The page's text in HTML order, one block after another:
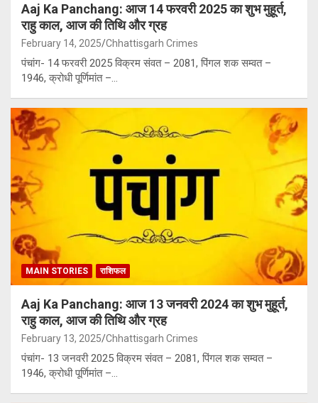
Aaj Ka Panchang: आज 14 फरवरी 2025 का शुभ मुहूर्त,
राहु काल, आज की तिथि और ग्रह
February 14, 2025 Chhattisgarh Crimes
पंचांग- 14 फरवरी 2025 विक्रम संवत – 2081, पिंगल शक सम्वत –
1946, क्रोधी पूर्णिमांत –…
MAIN STORIES राशिफल
Aaj Ka Panchang: आज 13 जनवरी 2024 का शुभ मुहूर्त,
राहु काल, आज की तिथि और ग्रह
February 13, 2025 Chhattisgarh Crimes
पंचांग- 13 जनवरी 2025 विक्रम संवत – 2081, पिंगल शक सम्वत –
1946, क्रोधी पूर्णिमांत –…